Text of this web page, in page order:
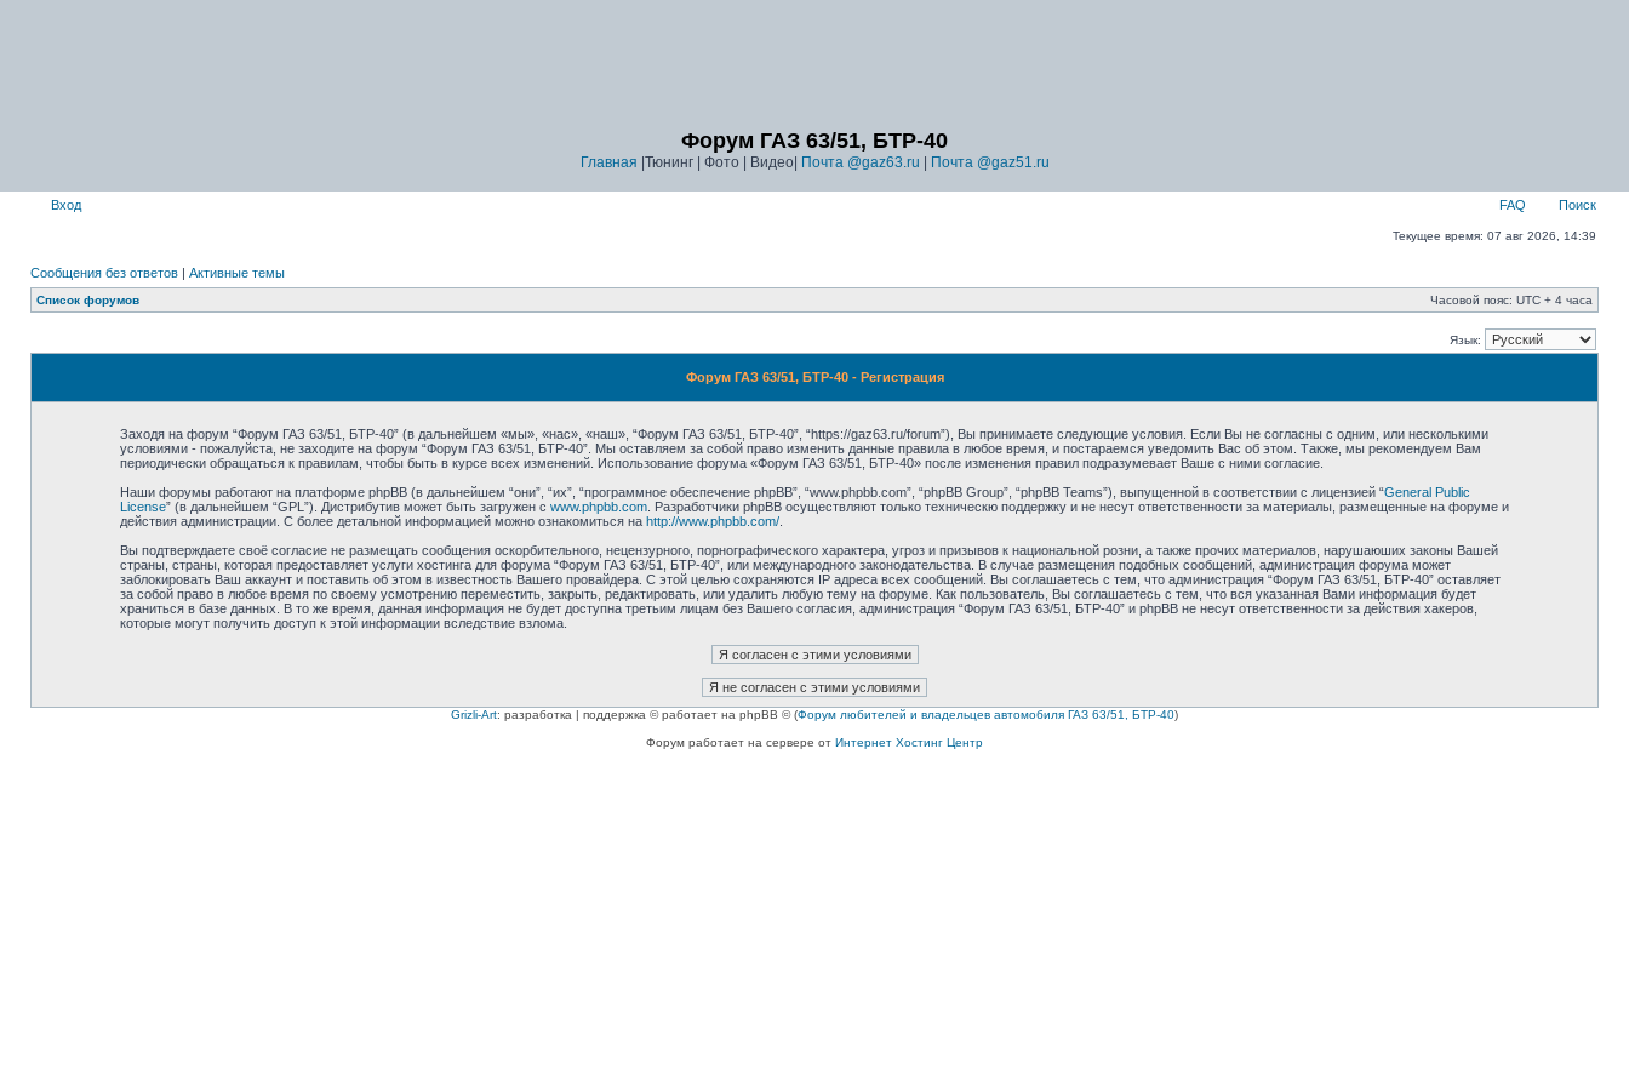
Форум ГАЗ 63/51, БТР-40
Главная |Тюнинг | Фото | Видео| Почта @gaz63.ru Почта @gaz51.ru
Вход FAQ Поиск
Текущее время: 07 авг 2026, 14:39
Сообщения без ответов | Активные темы
Список форумов Часовой пояс: UTC + 4 часа
Язык:
Форум ГАЗ 63/51, БТР-40 - Регистрация
Заходя на форум “Форум ГАЗ 63/51, БТР-40” (в дальнейшем «мы», «нас», «наш», “Форум ГАЗ 63/51, БТР-40”, “https://gaz63.ru/forum”), Вы принимаете следующие условия. Если Вы не согласны с одним, или несколькими
условиями - пожалуйста, не заходите на форум “Форум ГАЗ 63/51, БТР-40”. Мы оставляем за собой право изменить данные правила в любое время, и постараемся уведомить Вас об этом. Также, мы рекомендуем Вам
периодически обращаться к правилам, чтобы быть в курсе всех изменений. Использование форума «Форум ГАЗ 63/51, БТР-40» после изменения правил подразумевает Ваше с ними согласие.
Наши форумы работают на платформе phpBB (в дальнейшем “они”, “их”, “программное обеспечение phpBB”, “www.phpbb.com”, “phpBB Group”, “phpBB Teams”), выпущенной в соответствии с лицензией “General Public
License” (в дальнейшем “GPL”). Дистрибутив может быть загружен с www.phpbb.com. Разработчики phpBB осуществляют только техническю поддержку и не несут ответственности за материалы, размещенные на форуме и
действия администрации. С более детальной информацией можно ознакомиться на http://www.phpbb.com/.
Вы подтверждаете своё согласие не размещать сообщения оскорбительного, нецензурного, порнографического характера, угроз и призывов к национальной розни, а также прочих материалов, нарушаюших законы Вашей
страны, страны, которая предоставляет услуги хостинга для форума “Форум ГАЗ 63/51, БТР-40”, или международного законодательства. В случае размещения подобных сообщений, администрация форума может
заблокировать Ваш аккаунт и поставить об этом в известность Вашего провайдера. С этой целью сохраняются IP адреса всех сообщений. Вы соглашаетесь с тем, что администрация “Форум ГАЗ 63/51, БТР-40” оставляет
за собой право в любое время по своему усмотрению переместить, закрыть, редактировать, или удалить любую тему на форуме. Как пользователь, Вы соглашаетесь с тем, что вся указанная Вами информация будет
храниться в базе данных. В то же время, данная информация не будет доступна третьим лицам без Вашего согласия, администрация “Форум ГАЗ 63/51, БТР-40” и phpBB не несут ответственности за действия хакеров,
которые могут получить доступ к этой информации вследствие взлома.
Grizli-Art: разработка | поддержка © работает на phpBB © (Форум любителей и владельцев автомобиля ГАЗ 63/51, БТР-40)
Форум работает на сервере от Интернет Хостинг Центр